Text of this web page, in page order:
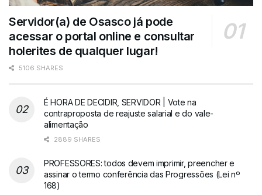
Servidor(a) de Osasco já pode
acessar o portal online e consultar
holerites de qualquer lugar!
5106 SHARES
É HORA DE DECIDIR, SERVIDOR | Vote na
contraproposta de reajuste salarial e do vale-
alimentação
2889 SHARES
PROFESSORES: todos devem imprimir, preencher e
assinar o termo conferência das Progressões (Lei nº
168)